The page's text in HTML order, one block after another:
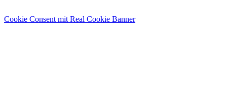
Cookie Consent mit Real Cookie Banner